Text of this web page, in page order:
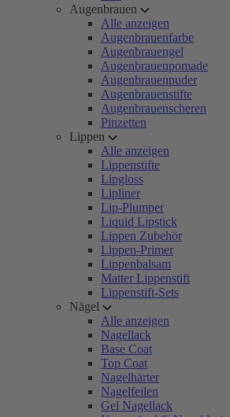
Augenbrauen
Alle anzeigen
Augenbrauenfarbe
Augenbrauengel
Augenbrauenpomade
Augenbrauenpuder
Augenbrauenstifte
Augenbrauenscheren
Pinzetten
Lippen
Alle anzeigen
Lippenstifte
Lipgloss
Lipliner
Lip-Plumper
Liquid Lipstick
Lippen Zubehör
Lippen-Primer
Lippenbalsam
Matter Lippenstift
Lippenstift-Sets
Nägel
Alle anzeigen
Nagellack
Base Coat
Top Coat
Nagelhärter
Nagelfeilen
Gel Nagellack